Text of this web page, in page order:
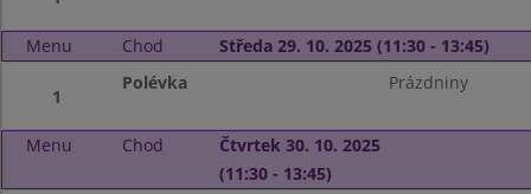
Menu Chod Středa 29. 10. 2025 (11:30 - 13:45)
1
Polévka Prázdniny
Menu Chod
Čtvrtek 30. 10. 2025
(11:30 - 13:45)